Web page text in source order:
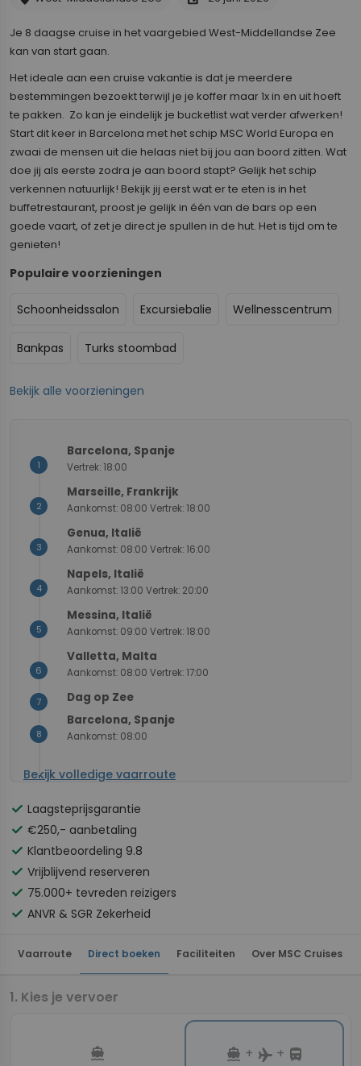
Je 8 daagse cruise in het vaargebied West-Middellandse Zee
kan van start gaan.
Het ideale aan een cruise vakantie is dat je meerdere
bestemmingen bezoekt terwijl je je koffer maar 1x in en uit hoeft
te pakken. Zo kan je eindelijk je bucketlist wat verder afwerken!
Start dit keer in Barcelona met het schip MSC World Europa en
zwaai de mensen uit die helaas niet bij jou aan boord zitten. Wat
doe jij als eerste zodra je aan boord stapt? Gelijk het schip
verkennen natuurlijk! Bekijk jij eerst wat er te eten is in het
buffetrestaurant, proost je gelijk in één van de bars op een
goede vaart, of zet je direct je spullen in de hut. Het is tijd om te
genieten!
Populaire voorzieningen
Schoonheidssalon Excursiebalie Wellnesscentrum
Bankpas Turks stoombad
Bekijk alle voorzieningen
+
−
1
Barcelona, Spanje
Vertrek: 18:00
2
Marseille, Frankrijk
Aankomst: 08:00 Vertrek: 18:00
3
Genua, Italië
Aankomst: 08:00 Vertrek: 16:00
4
Napels, Italië
Aankomst: 13:00 Vertrek: 20:00
5
Messina, Italië
Aankomst: 09:00 Vertrek: 18:00
6
Valletta, Malta
Aankomst: 08:00 Vertrek: 17:00
7 Dag op Zee
8
Barcelona, Spanje
Aankomst: 08:00
Bekijk volledige vaarroute
check Laagsteprijsgarantie
check €250,- aanbetaling
check Klantbeoordeling 9.8
check Vrijblijvend reserveren
check 75.000+ tevreden reizigers
check ANVR & SGR Zekerheid
Vaarroute Direct boeken Faciliteiten Over MSC Cruises
Kies je vervoer
directions_boat directions_boat + flight + directions_bus